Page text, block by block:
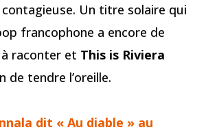
Un titre solaire qui
francophone a encore de
raconter et This is Riviera
de tendre l’oreille.
dit « Au diable » au